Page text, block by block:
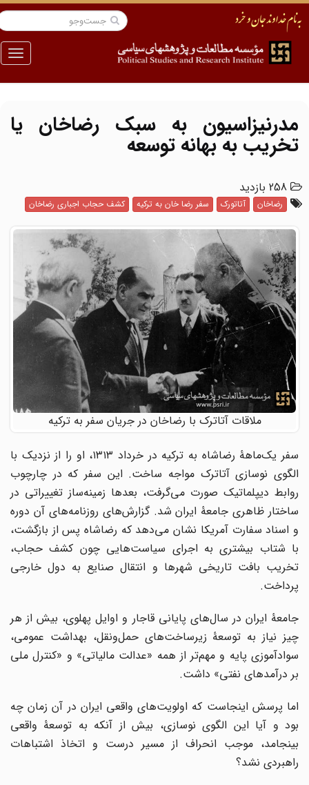
منو
مدرنیزاسیون به سبک رضاخان یا
تخریب به بهانه توسعه
258 بازدید
رضاخان آتاتورک سفر رضا خان به ترکیه کشف حجاب اجباری رضاخان
ملاقات آتاترک با رضاخان در جریان سفر به ترکیه
سفر یک‌ماهۀ رضاشاه به ترکیه در خرداد ۱۳۱۳، او را از نزدیک با
الگوی نوسازی آتاترک مواجه ساخت. این سفر که در چارچوب
روابط دیپلماتیک صورت می‌گرفت، بعدها زمینه‌ساز تغییراتی در
ساختار ظاهری جامعۀ ایران شد. گزارش‌های روزنامه‌های آن دوره
و اسناد سفارت آمریکا نشان می‌دهد که رضاشاه پس از بازگشت،
با شتاب بیشتری به اجرای سیاست‌هایی چون کشف حجاب،
تخریب بافت تاریخی شهرها و انتقال صنایع به دول خارجی
پرداخت.
جامعۀ ایران در سال‌های پایانی قاجار و اوایل پهلوی، بیش از هر
چیز نیاز به توسعۀ زیرساخت‌های حمل‌ونقل، بهداشت عمومی،
سوادآموزی پایه و مهم‌تر از همه «عدالت مالیاتی» و «کنترل ملی
بر درآمدهای نفتی» داشت.
اما پرسش اینجاست که اولویت‌های واقعی ایران در آن زمان چه
بود و آیا این الگوی نوسازی، بیش از آنکه به توسعۀ واقعی
بینجامد، موجب انحراف از مسیر درست و اتخاذ اشتباهات
راهبردی نشد؟